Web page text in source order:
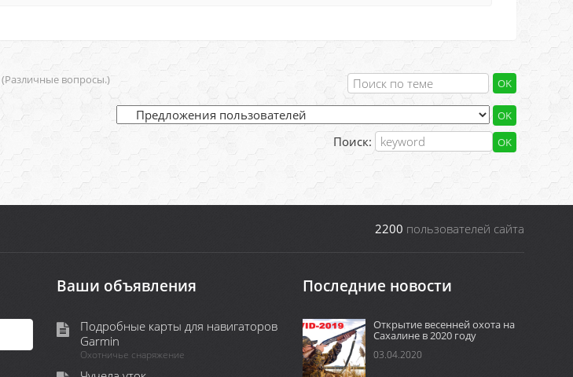
(Различные вопросы.)
Поиск:
2200 пользователей сайта
Ваши объявления
Подробные карты для навигаторов
Garmin
Охотничье снаряжение
Последние новости
Открытие весенней охота на
Сахалине в 2020 году
03.04.2020